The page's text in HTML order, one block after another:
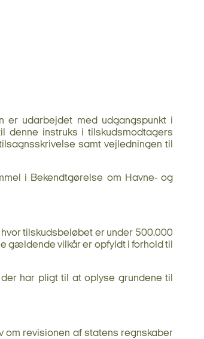
er udarbejdet med udgangspunkt i
denne instruks i tilskudsmodtagers
samt vejledningen til
i Bekendtgørelse om Havne- og
tilskudsbeløbet er under 500.000
gældende vilkår er opfyldt i forhold til
har pligt til at oplyse grundene til
om revisionen af statens regnskaber